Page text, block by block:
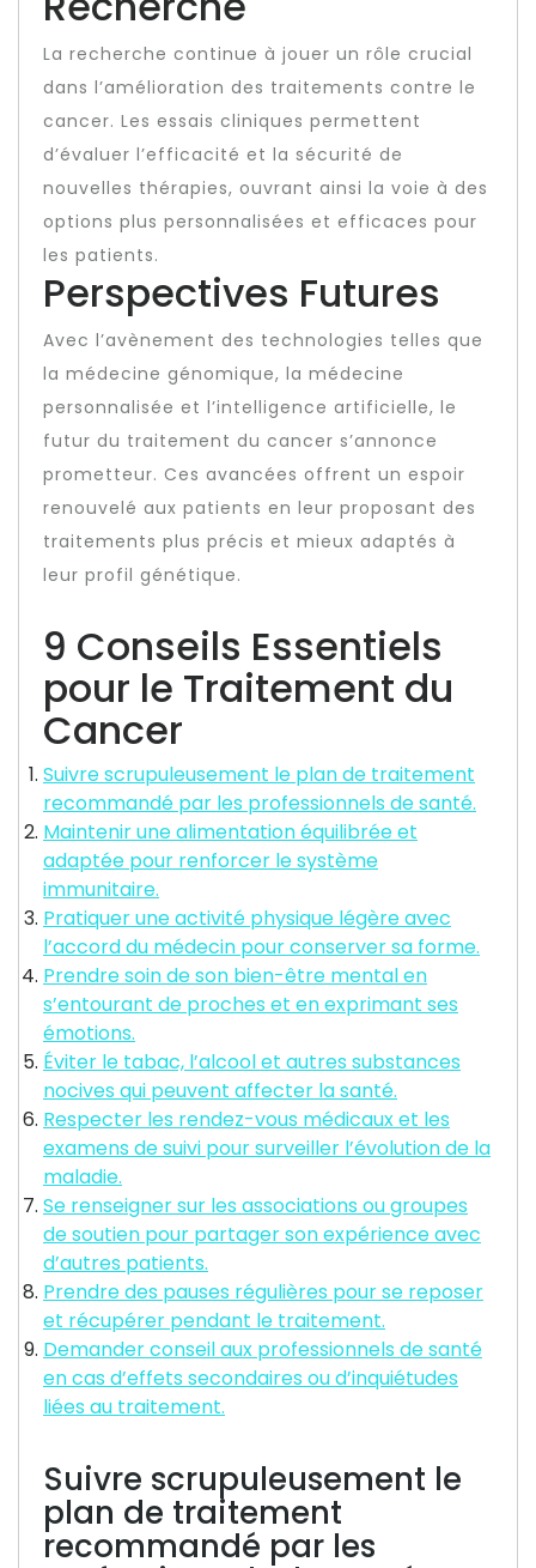
La recherche continue à jouer un rôle crucial
dans l’amélioration des traitements contre le
cancer. Les essais cliniques permettent
d’évaluer l’efficacité et la sécurité de
nouvelles thérapies, ouvrant ainsi la voie à des
options plus personnalisées et efficaces pour
les patients.
Perspectives Futures
Avec l’avènement des technologies telles que
la médecine génomique, la médecine
personnalisée et l’intelligence artificielle, le
futur du traitement du cancer s’annonce
prometteur. Ces avancées offrent un espoir
renouvelé aux patients en leur proposant des
traitements plus précis et mieux adaptés à
leur profil génétique.
9 Conseils Essentiels
pour le Traitement du
Cancer
Suivre scrupuleusement le plan de traitement
recommandé par les professionnels de santé.
Maintenir une alimentation équilibrée et
adaptée pour renforcer le système
immunitaire.
Pratiquer une activité physique légère avec
l’accord du médecin pour conserver sa forme.
Prendre soin de son bien-être mental en
s’entourant de proches et en exprimant ses
émotions.
Éviter le tabac, l’alcool et autres substances
nocives qui peuvent affecter la santé.
Respecter les rendez-vous médicaux et les
examens de suivi pour surveiller l’évolution de la
maladie.
Se renseigner sur les associations ou groupes
de soutien pour partager son expérience avec
d’autres patients.
Prendre des pauses régulières pour se reposer
et récupérer pendant le traitement.
Demander conseil aux professionnels de santé
en cas d’effets secondaires ou d’inquiétudes
liées au traitement.
Suivre scrupuleusement le
plan de traitement
recommandé par les